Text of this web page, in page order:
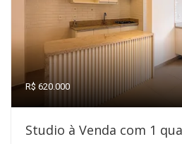
R$ 620.000
Studio à Venda com 1